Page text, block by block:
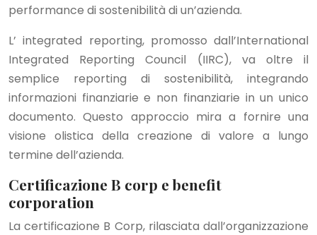
performance di sostenibilità di un’azienda.
L’ integrated reporting, promosso dall’International
Integrated Reporting Council (IIRC), va oltre il
semplice reporting di sostenibilità, integrando
informazioni finanziarie e non finanziarie in un unico
documento. Questo approccio mira a fornire una
visione olistica della creazione di valore a lungo
termine dell’azienda.
Certificazione B corp e benefit
corporation
La certificazione B Corp, rilasciata dall’organizzazione